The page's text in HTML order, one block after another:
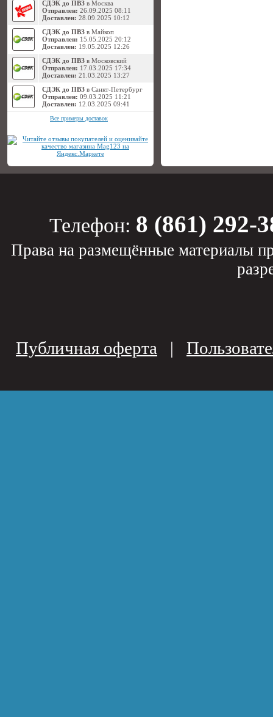
СДЭК до ПВЗ в Москва
Отправлен: 26.09.2025 08:11
Доставлен: 28.09.2025 10:12
СДЭК до ПВЗ в Майкоп
Отправлен: 15.05.2025 20:12
Доставлен: 19.05.2025 12:26
СДЭК до ПВЗ в Московский
Отправлен: 17.03.2025 17:34
Доставлен: 21.03.2025 13:27
СДЭК до ПВЗ в Санкт-Петербург
Отправлен: 09.03.2025 11:21
Доставлен: 12.03.2025 09:41
Все примеры доставок
Телефон: 8 (861) 292-
Права на размещённые материалы
Публичная оферта |